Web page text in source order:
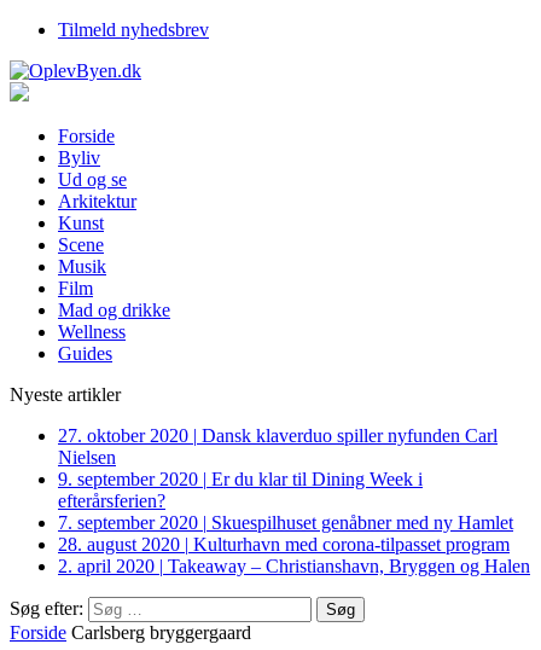
Tilmeld nyhedsbrev
Forside
Byliv
Ud og se
Arkitektur
Kunst
Scene
Musik
Film
Mad og drikke
Wellness
Guides
Nyeste artikler
27. oktober 2020 | Dansk klaverduo spiller nyfunden Carl
Nielsen
9. september 2020 | Er du klar til Dining Week i
efterårsferien?
7. september 2020 | Skuespilhuset genåbner med ny Hamlet
28. august 2020 | Kulturhavn med corona-tilpasset program
2. april 2020 | Takeaway – Christianshavn, Bryggen og Halen
Søg efter:
Forside Carlsberg bryggergaard